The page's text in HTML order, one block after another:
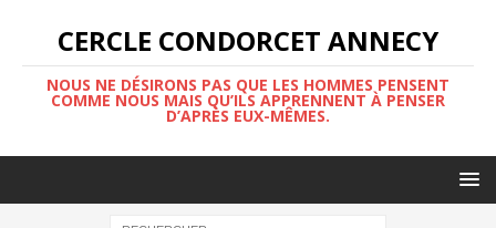
CERCLE CONDORCET ANNECY
NOUS NE DÉSIRONS PAS QUE LES HOMMES PENSENT
COMME NOUS MAIS QU’ILS APPRENNENT À PENSER
D’APRÈS EUX-MÊMES.